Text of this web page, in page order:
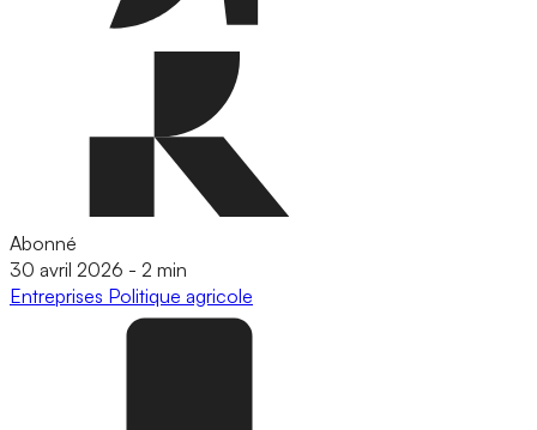
Abonné
30 avril 2026 - 2 min
Entreprises Politique agricole